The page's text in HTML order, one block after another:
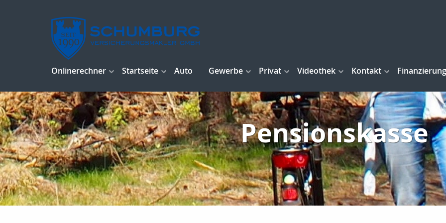
Onlinerechner Startseite Auto Gewerbe Privat Videothek Kontakt Finanzierung
Pensionskasse